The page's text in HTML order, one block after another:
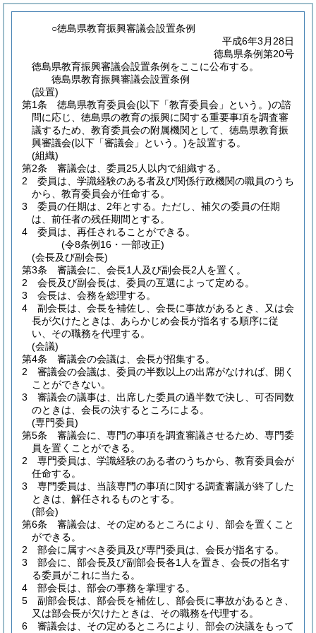
○徳島県教育振興審議会設置条例
平成6年3月28日
徳島県条例第20号
徳島県教育振興審議会設置条例をここに公布する。
徳島県教育振興審議会設置条例
(設置)
第1条
徳島県教育委員会(以下「教育委員会」という。)の諮
問に応じ、徳島県の教育の振興に関する重要事項を調査審
議するため、教育委員会の附属機関として、徳島県教育振
興審議会(以下「審議会」という。)を設置する。
(組織)
第2条
審議会は、委員25人以内で組織する。
2
委員は、学識経験のある者及び関係行政機関の職員のうち
から、教育委員会が任命する。
3
委員の任期は、2年とする。 ただし、補欠の委員の任期
は、前任者の残任期間とする。
4
委員は、再任されることができる。
(令8条例16・一部改正)
(会長及び副会長)
第3条
審議会に、会長1人及び副会長2人を置く。
2
会長及び副会長は、委員の互選によって定める。
3
会長は、会務を総理する。
4
副会長は、会長を補佐し、会長に事故があるとき、又は会
長が欠けたときは、あらかじめ会長が指名する順序に従
い、その職務を代理する。
(会議)
第4条
審議会の会議は、会長が招集する。
2
審議会の会議は、委員の半数以上の出席がなければ、開く
ことができない。
3
審議会の議事は、出席した委員の過半数で決し、可否同数
のときは、会長の決するところによる。
(専門委員)
第5条
審議会に、専門の事項を調査審議させるため、専門委
員を置くことができる。
2
専門委員は、学識経験のある者のうちから、教育委員会が
任命する。
3
専門委員は、当該専門の事項に関する調査審議が終了した
ときは、解任されるものとする。
(部会)
第6条
審議会は、その定めるところにより、部会を置くこと
ができる。
2
部会に属すべき委員及び専門委員は、会長が指名する。
3
部会に、部会長及び副部会長各1人を置き、会長の指名す
る委員がこれに当たる。
4
部会長は、部会の事務を掌理する。
5
副部会長は、部会長を補佐し、部会長に事故があるとき、
又は部会長が欠けたときは、その職務を代理する。
6
審議会は、その定めるところにより、部会の決議をもって